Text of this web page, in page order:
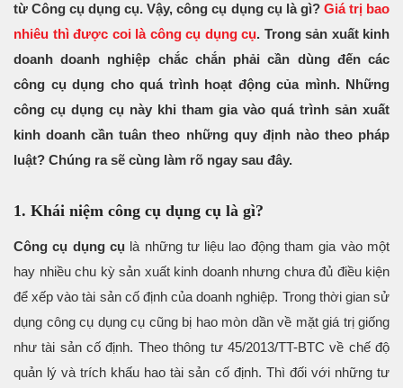
từ Công cụ dụng cụ. Vậy, công cụ dụng cụ là gì? Giá trị bao
nhiêu thì được coi là công cụ dụng cụ. Trong sản xuất kinh
doanh doanh nghiệp chắc chắn phải cần dùng đến các
công cụ dụng cho quá trình hoạt động của mình. Những
công cụ dụng cụ này khi tham gia vào quá trình sản xuất
kinh doanh cần tuân theo những quy định nào theo pháp
luật? Chúng ra sẽ cùng làm rõ ngay sau đây.
1. Khái niệm công cụ dụng cụ là gì?
Công cụ dụng cụ là những tư liệu lao động tham gia vào một
hay nhiều chu kỳ sản xuất kinh doanh nhưng chưa đủ điều kiện
để xếp vào tài sản cố định của doanh nghiệp. Trong thời gian sử
dụng công cụ dụng cụ cũng bị hao mòn dần về mặt giá trị giống
như tài sản cố định. Theo thông tư 45/2013/TT-BTC về chế độ
quản lý và trích khấu hao tài sản cố định. Thì đối với những tư